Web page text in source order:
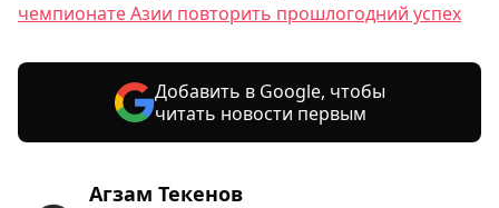
Агзам Текенов
чемпионате Азии повторить прошлогодний успех
Добавить в Google, чтобы
читать новости первым